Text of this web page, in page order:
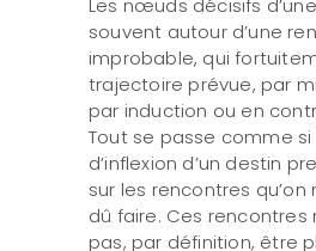
Les nœuds décisifs
souvent autour d’une
improbable, qui
trajectoire prévue, par
par induction ou en
Tout se passe comme
d’inflexion d’un destin
sur les rencontres qu’on
dû faire. Ces rencontres
pas, par définition, être